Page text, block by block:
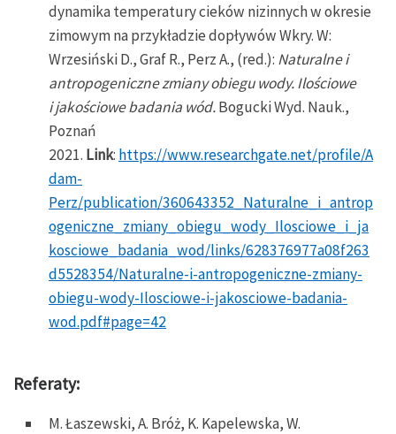
dynamika temperatury cieków nizinnych w okresie
zimowym na przykładzie dopływów Wkry. W:
Wrzesiński D., Graf R., Perz A., (red.): Naturalne i
antropogeniczne zmiany obiegu wody. Ilościowe
i jakościowe badania wód.Bogucki Wyd. Nauk.,
Poznań
2021. Link: https://www.researchgate.net/profile/A
dam-
Perz/publication/360643352_Naturalne_i_antrop
ogeniczne_zmiany_obiegu_wody_Ilosciowe_i_ja
kosciowe_badania_wod/links/628376977a08f263
d5528354/Naturalne-i-antropogeniczne-zmiany-
obiegu-wody-Ilosciowe-i-jakosciowe-badania-
wod.pdf#page=42
Referaty:
M. Łaszewski, A. Bróż, K. Kapelewska, W.